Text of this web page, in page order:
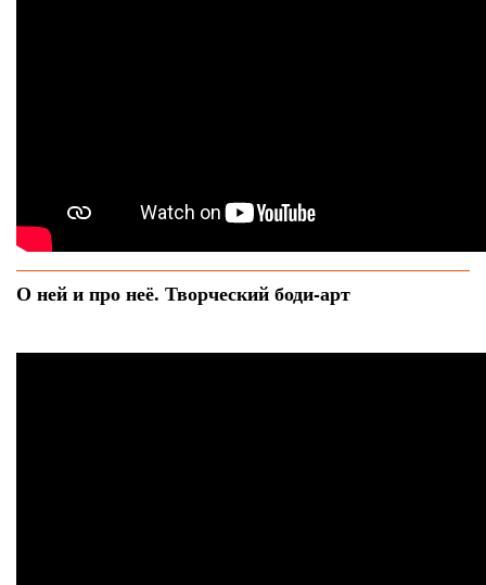
О ней и про неё. Творческий боди-арт